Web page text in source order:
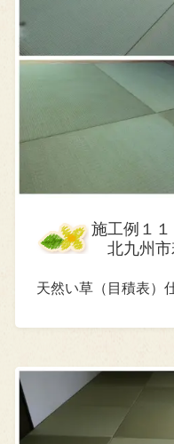
施工例１１
北九州市
天然い草（目積表）